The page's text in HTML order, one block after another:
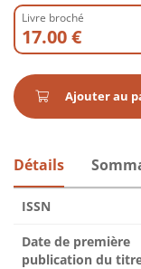
Livre broché
17.00 €
Ajouter au
Détails
ISSN
Date de première
publication du